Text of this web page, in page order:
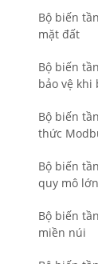
Bộ biến
mặt đất
Bộ biến
bảo vệ khi
Bộ biến
thức
Bộ biến
quy mô lớn
Bộ biến
miền núi